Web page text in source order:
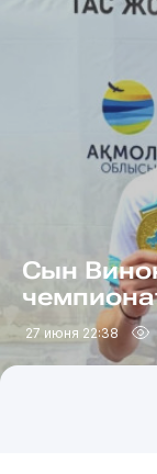
Сын
27 июня 22:38